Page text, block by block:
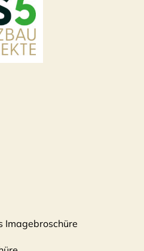
Imagebroschüre